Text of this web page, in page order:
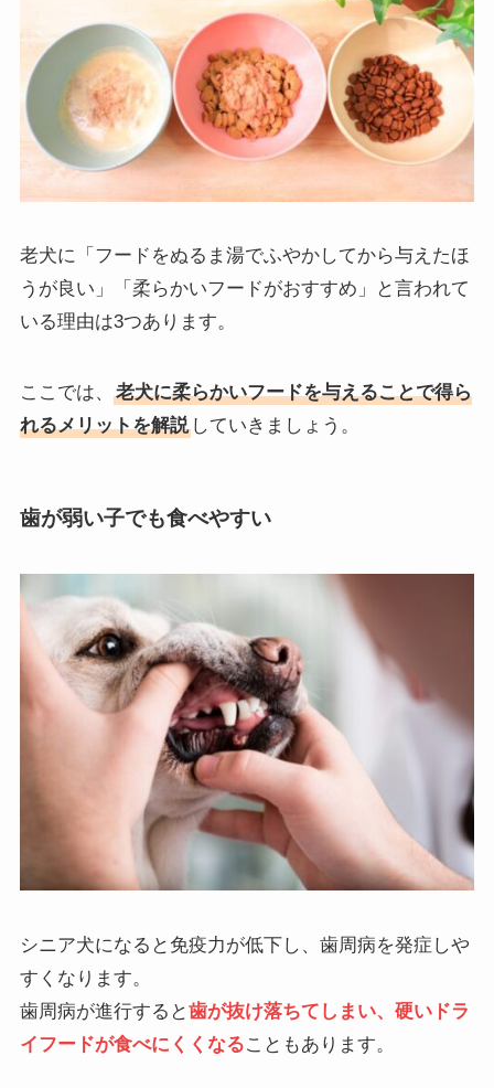
老犬に「フードをぬるま湯でふやかしてから与えたほ
うが良い」「柔らかいフードがおすすめ」と言われて
いる理由は3つあります。
ここでは、
老犬に柔らかいフードを与えることで得ら
れるメリットを解説していきましょう。
歯が弱い子でも食べやすい
シニア犬になると免疫力が低下し、歯周病を発症しや
すくなります。
歯周病が進行すると歯が抜け落ちてしまい、硬いドラ
イフードが食べにくくなることもあります。